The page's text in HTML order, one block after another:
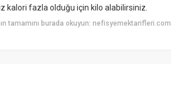
kalori fazla olduğu için kilo alabilirsiniz.
tamamını burada okuyun: nefisyemektarifleri.com